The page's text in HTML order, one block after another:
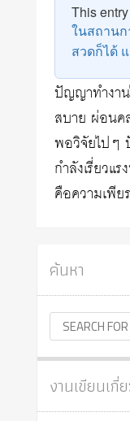
This
ในสถาน
สวดก็ได้
ปัญญาทำงา
สบาย ผ่อนค
พอวิจัยไปๆ
กำลังเรี่ยวแ
คือความเพี
ค้นหา
งานเขียนเกี่